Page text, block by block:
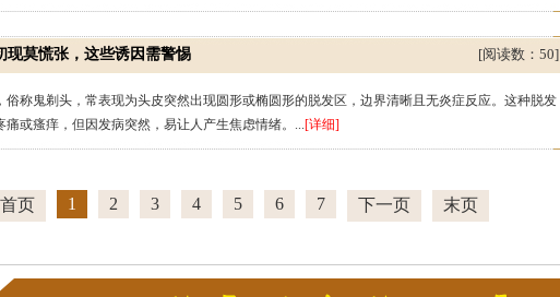
现莫慌张，这些诱因需警惕 [阅读数：50]
鬼剃头，常表现为头皮突然出现圆形或椭圆形的脱发区，边界清晰且无炎症反应。这种脱发
痛或瘙痒，但因发病突然，易让人产生焦虑情绪。...[详细]
首页 1 2 3 4 5 6 7 下一页 末页